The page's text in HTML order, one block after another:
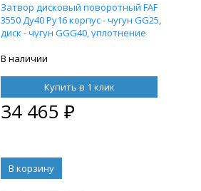
Затвор дисковый поворотный FAF
3550 Ду40 Ру16 корпус - чугун GG25,
диск - чугун GGG40, уплотнение
052 двойного действия,
220В и блоком концевых
выключателей APL-210N
В наличии
Купить в 1 клик
34 465 ₽
В корзину